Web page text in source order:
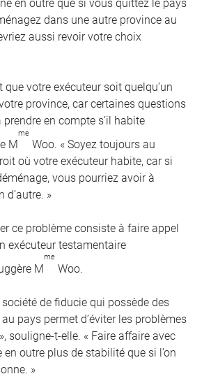
en outre que si vous quittez le pays
dans une autre province au
aussi revoir votre choix
que votre exécuteur soit quelqu’un
province, car certaines questions
en compte s’il habite
M
me
Woo. « Soyez toujours au
où votre exécuteur habite, car si
vous pourriez avoir à
d’autre. »
ce problème consiste à faire appel
exécuteur testamentaire
M
me
Woo.
société de fiducie qui possède des
pays permet d’éviter les problèmes
souligne-t-elle. « Faire affaire avec
en outre plus de stabilité que si l’on
»